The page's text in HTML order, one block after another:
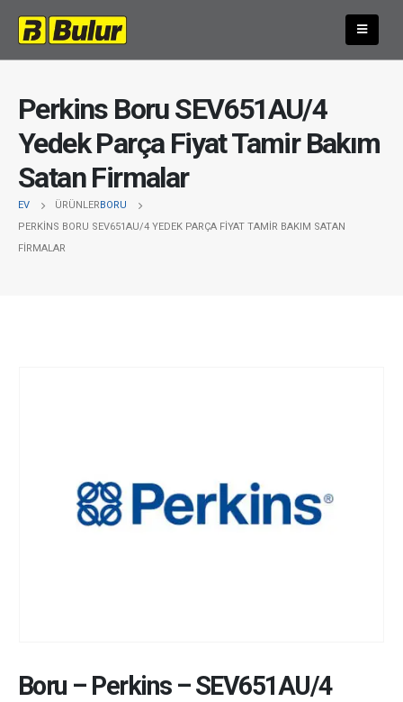
Perkins Boru SEV651AU/4
Yedek Parça Fiyat Tamir Bakım
Satan Firmalar
EV ÜRÜNLERBORU
PERKINS BORU SEV651AU/4 YEDEK PARÇA FIYAT TAMIR BAKIM SATAN
FIRMALAR
Boru – Perkins–SEV651AU/4